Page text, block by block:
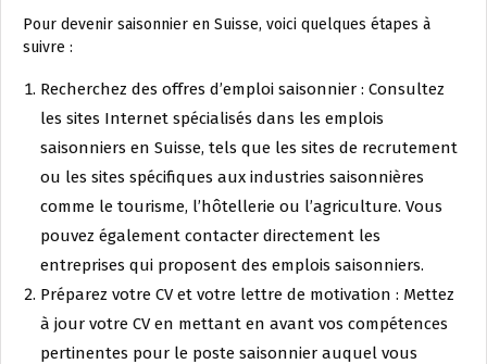
Pour devenir saisonnier en Suisse, voici quelques étapes à
suivre :
Recherchez des offres d’emploi saisonnier : Consultez
les sites Internet spécialisés dans les emplois
saisonniers en Suisse, tels que les sites de recrutement
ou les sites spécifiques aux industries saisonnières
comme le tourisme, l’hôtellerie ou l’agriculture. Vous
pouvez également contacter directement les
entreprises qui proposent des emplois saisonniers.
Préparez votre CV et votre lettre de motivation : Mettez
à jour votre CV en mettant en avant vos compétences
pertinentes pour le poste saisonnier auquel vous